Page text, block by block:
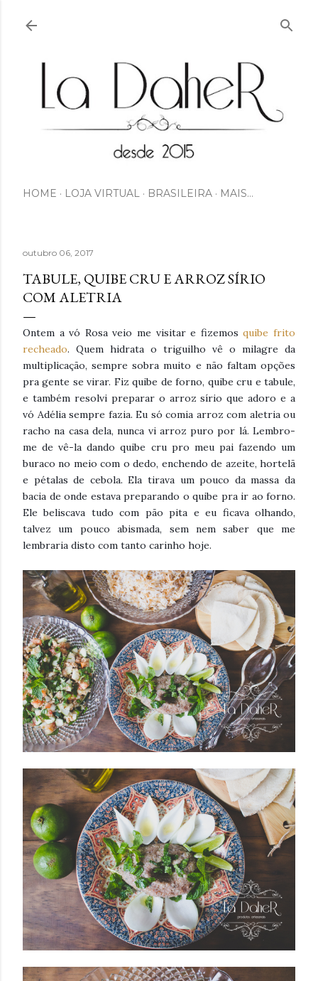
HOME LOJA VIRTUAL BRASILEIRA MAIS…
outubro 06, 2017
TABULE, QUIBE CRU E ARROZ SÍRIO
COM ALETRIA
Ontem a vó Rosa veio me visitar e fizemosquibe frito
recheado. Quem hidrata o triguilho vê o milagre da
multiplicação, sempre sobra muito e não faltam opções
pra gente se virar. Fiz quibe de forno, quibe cru e tabule,
e também resolvi preparar o arroz sírio que adoro e a
vó Adélia sempre fazia. Eu só comia arroz com aletria ou
racho na casa dela, nunca vi arroz puro por lá. Lembro-
me de vê-la dando quibe cru pro meu pai fazendo um
buraco no meio com o dedo, enchendo de azeite, hortelã
e pétalas de cebola. Ela tirava um pouco da massa da
bacia de onde estava preparando o quibe pra ir ao forno.
Ele beliscava tudo com pão pita e eu ficava olhando,
talvez um pouco abismada, sem nem saber que me
lembraria disto com tanto carinho hoje.